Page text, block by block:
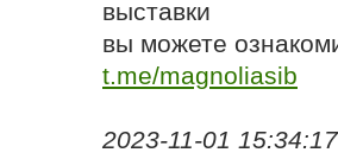
выставки
вы можете
t.me/magnoliasib
2023-11-01